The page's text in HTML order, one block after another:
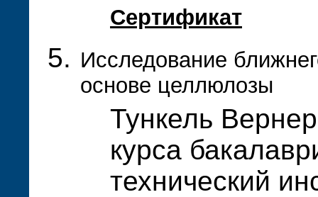
Сертификат
Исследование
основе целлюлозы
Тункель
курса
технический